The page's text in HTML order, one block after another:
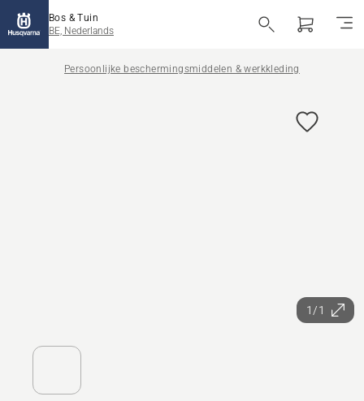
Bos & Tuin
BE, Nederlands
Persoonlijke beschermingsmiddelen & werkkleding
1/1